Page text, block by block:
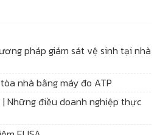
pháp giám sát vệ sinh tại nhà
nhà bằng máy đo ATP
Những điều doanh nghiệp thực